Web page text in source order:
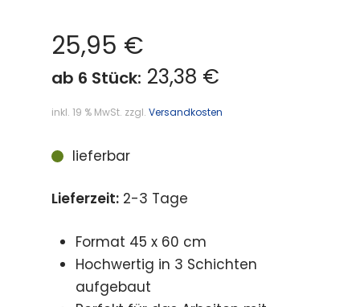
25,95 €
ab 6 Stück: 23,38 €
inkl. 19 % MwSt. zzgl. Versandkosten
lieferbar
Lieferzeit: 2-3 Tage
Format 45 x 60 cm
Hochwertig in 3 Schichten
aufgebaut